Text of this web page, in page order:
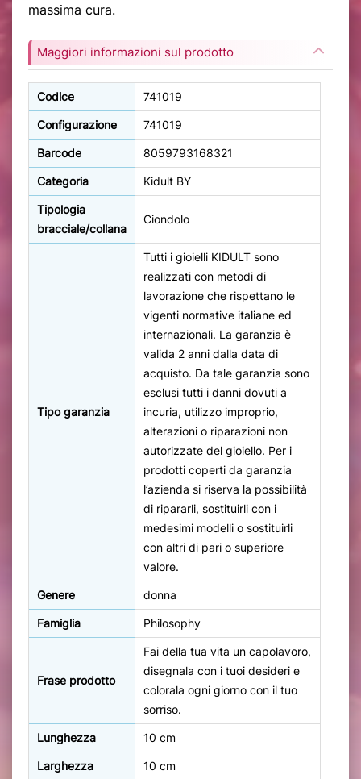
massima cura.
Maggiori informazioni sul prodotto
Codice 741019
Configurazione 741019
Barcode 8059793168321
Categoria Kidult BY
Tipologia
bracciale/collana
Ciondolo
Tipo garanzia
Tutti i gioielli KIDULT sono
realizzati con metodi di
lavorazione che rispettano le
vigenti normative italiane ed
internazionali. La garanzia è
valida 2 anni dalla data di
acquisto. Da tale garanzia sono
esclusi tutti i danni dovuti a
incuria, utilizzo improprio,
alterazioni o riparazioni non
autorizzate del gioiello. Per i
prodotti coperti da garanzia
l’azienda si riserva la possibilità
di ripararli, sostituirli con i
medesimi modelli o sostituirli
con altri di pari o superiore
valore.
Genere donna
Famiglia Philosophy
Frase prodotto
Fai della tua vita un capolavoro,
disegnala con i tuoi desideri e
colorala ogni giorno con il tuo
sorriso.
Lunghezza 10 cm
Larghezza 10 cm